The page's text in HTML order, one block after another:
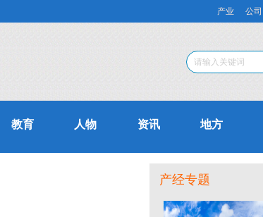
产业 公司
教育 人物 资讯 地方
产经专题